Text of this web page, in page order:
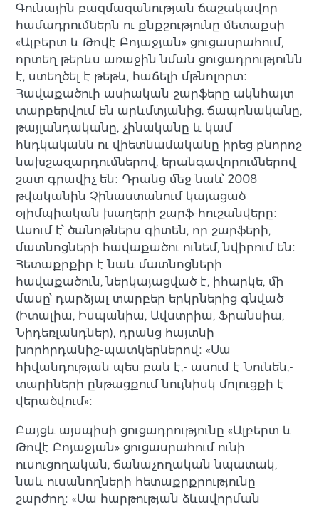
Գունային բազմազանության ճաշակավոր
համադրումներն ու քնքշությունը մետաքսի
«Ալբերտ և Թովէ Բոյաջյան» ցուցասրահում,
որտեղ թերևս առաջին նման ցուցադրությունն
է, ստեղծել է թեթև, հաճելի մթնոլորտ։
Հավաքածուի ասիական շարֆերը ակնհայտ
տարբերվում են արևմտյանից. ճապոնականը,
թայլանդականը, չինականը և կամ
հնդկականն ու վիետնամականը իրեց բնորոշ
նախշազարդումներով, երանգավորումներով
շատ գրավիչ են։ Դրանց մեջ նաև՝ 2008
թվականին Չինաստանում կայացած
օլիմպիական խաղերի շարֆ-հուշանվերը։
Ասում է՝ ծանոթներս գիտեն, որ շարֆերի,
մատնոցների հավաքածու ունեմ, նվիրում են։
Հետաքրքիր է նաև մատնոցների
հավաքածուն, ներկայացված է, իհարկե, մի
մասը՝ դարձյալ տարբեր երկրներից գնված
(Իտալիա, Իսպանիա, Ավստրիա, Ֆրանսիա,
Նիդեռլանդներ), դրանց հայտնի
խորհրդանիշ-պատկերներով։ «Սա
հիվանդության պես բան է,- ասում է Նունեն,-
տարիների ընթացքում նույնիսկ մոլուցքի է
վերածվում»։
Բայցև այսպիսի ցուցադրությունը «Ալբերտ և
Թովէ Բոյաջյան» ցուցասրահում ունի
ուսուցողական, ճանաչողական նպատակ,
նաև ուսանողների հետաքրքրությունը
շարժող։ «Սա հարթության ձևավորման